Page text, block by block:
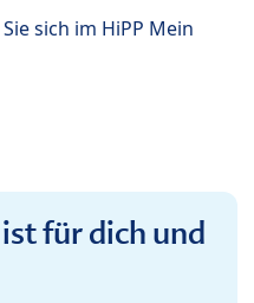
sich im HiPP Mein
für dich und